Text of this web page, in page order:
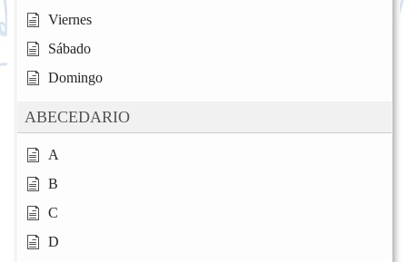
Viernes
Sábado
Domingo
ABECEDARIO
A
B
C
D